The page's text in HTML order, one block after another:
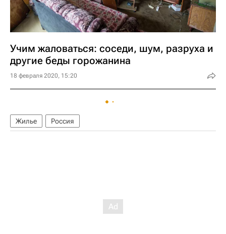
Учим жаловаться: соседи, шум, разруха и
другие беды горожанина
18 февраля 2020, 15:20
Жилье Россия